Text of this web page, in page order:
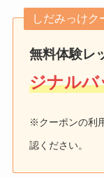
しだみっけク
無料体験レ
ジナルバ
※クーポンの利
認ください。